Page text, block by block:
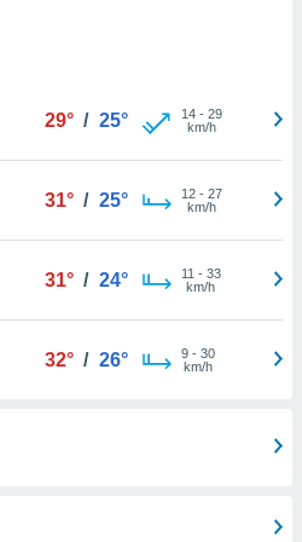
29° / 25° 14- 29
km/h
31° / 25° 12- 27
km/h
31° / 24° 11 - 33
km/h
32° / 26° 9- 30
km/h